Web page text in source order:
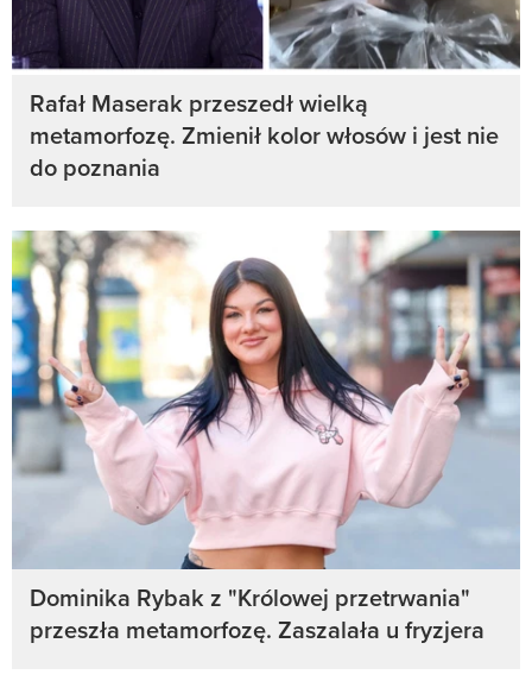
Rafał Maserak przeszedł wielką
metamorfozę. Zmienił kolor włosów i jest nie
do poznania
Dominika Rybak z "Królowej przetrwania"
przeszła metamorfozę. Zaszalała u fryzjera